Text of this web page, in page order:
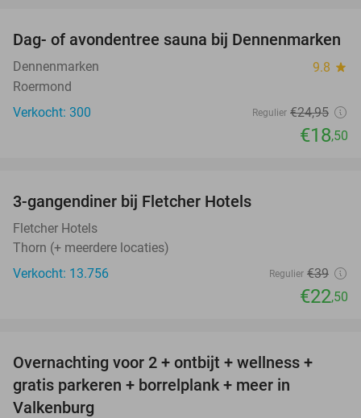
26%
Dag- of avondentree sauna bij Dennenmarken
Dennenmarken 9.8 star
Roermond
Verkocht: 300
Regulier €24,95
€18,50
3-gangendiner bij Fletcher Hotels
Fletcher Hotels
Thorn (+ meerdere locaties)
Verkocht: 13.756
Regulier €39
€22,50
33%
Overnachting voor 2 + ontbijt + wellness +
gratis parkeren + borrelplank + meer in
Valkenburg